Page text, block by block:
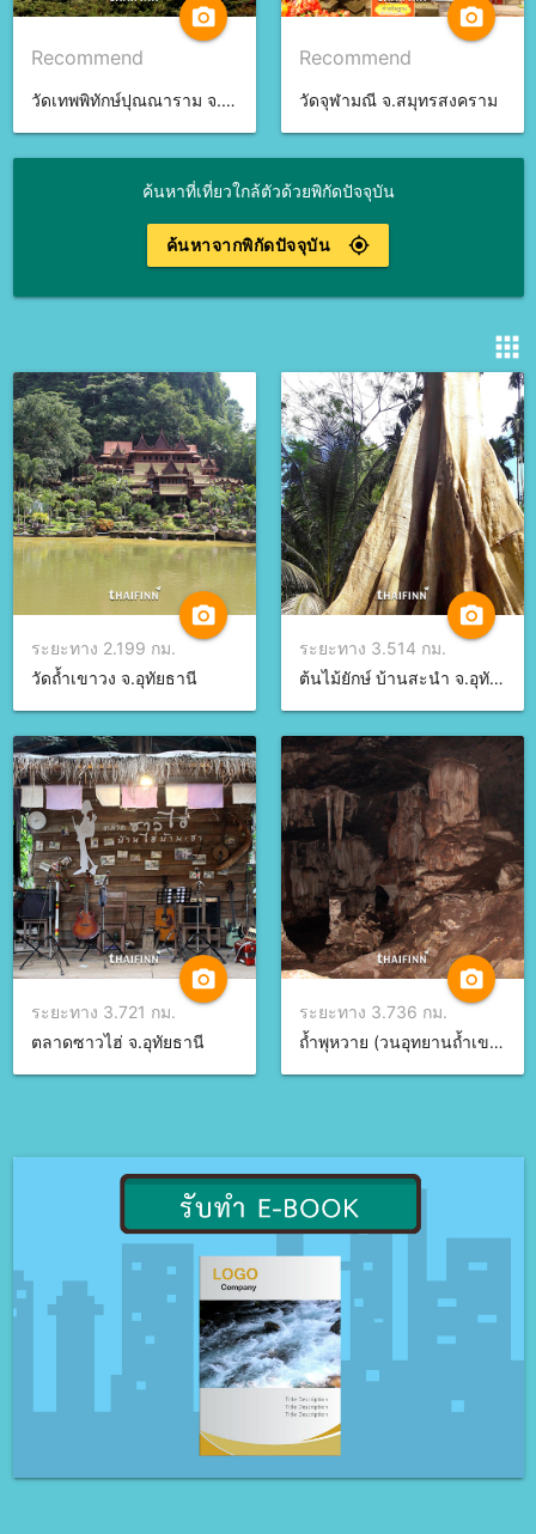
camera_alt
Recommend
วัดเทพพิทักษ์ปุณณาราม จ.นครราชสีมา
camera_alt
Recommend
วัดจุฬามณี จ.สมุทรสงคราม
ค้นหาที่เที่ยวใกล้ตัวด้วยพิกัดปัจจุบัน
gps_fixed
ค้นหาจากพิกัดปัจจุบัน
apps
camera_alt
ระยะทาง 2.199 กม.
วัดถ้ำเขาวง จ.อุทัยธานี
camera_alt
ระยะทาง 3.514 กม.
ต้นไม้ยักษ์ บ้านสะนำ จ.อุทัยธานี
camera_alt
ระยะทาง 3.721 กม.
ตลาดซาวไฮ่ จ.อุทัยธานี
camera_alt
ระยะทาง 3.736 กม.
ถ้ำพุหวาย (วนอุทยานถ้ำเขาวง) จ.อุทัยธานี